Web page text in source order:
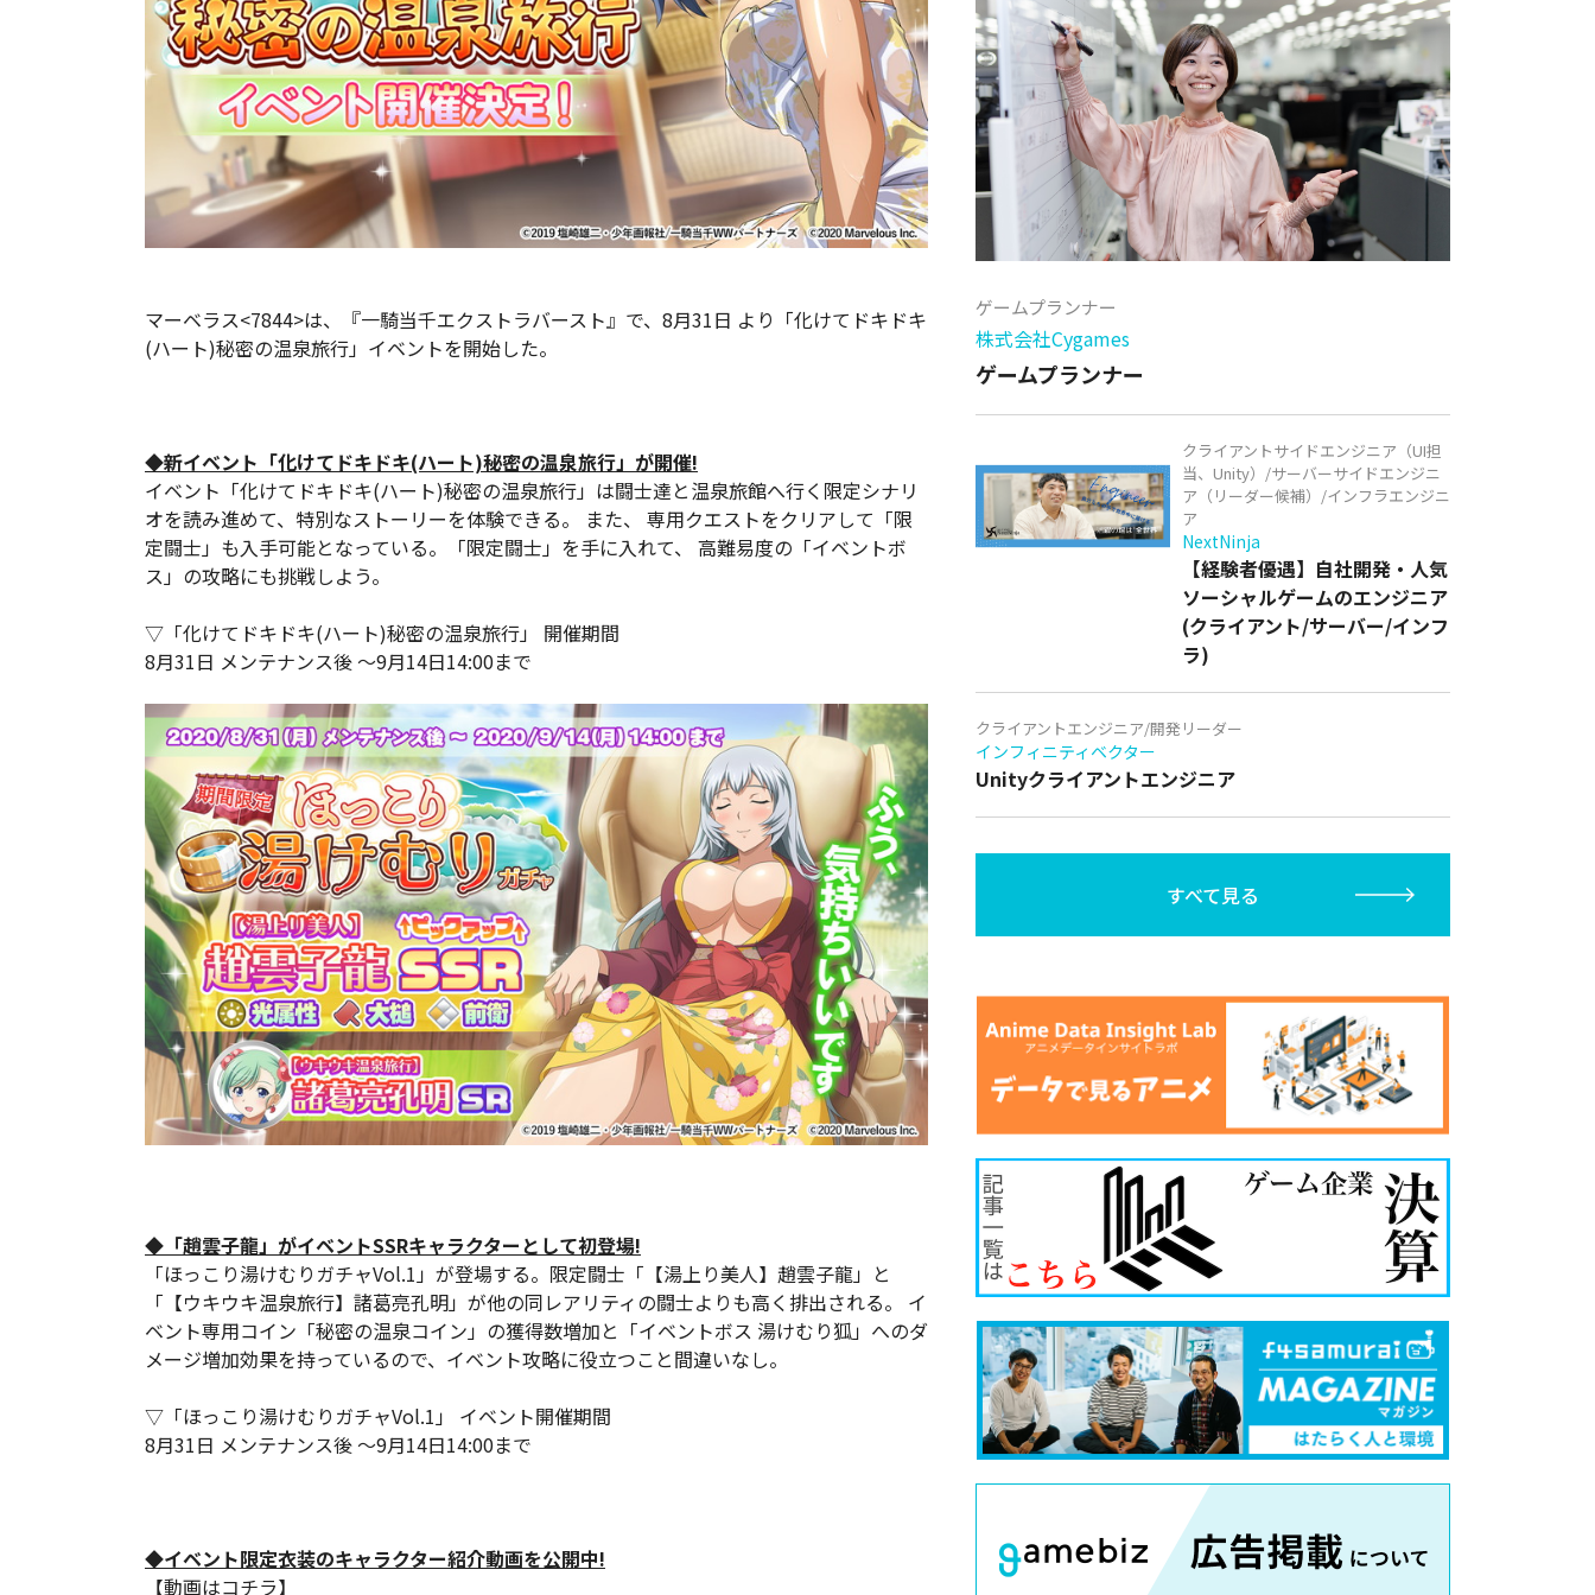
マーベラス<7844>は、『一騎当千エクストラバースト』で、8月31日 より「化けてドキドキ
(ハート)秘密の温泉旅行」イベントを開始した。
◆新イベント「化けてドキドキ(ハート)秘密の温泉旅行」が開催!
イベント「化けてドキドキ(ハート)秘密の温泉旅行」は闘士達と温泉旅館へ行く限定シナリ
オを読み進めて、特別なストーリーを体験できる。 また、 専用クエストをクリアして「限
定闘士」も入手可能となっている。「限定闘士」を手に入れて、 高難易度の「イベントボ
ス」の攻略にも挑戦しよう。
▽「化けてドキドキ(ハート)秘密の温泉旅行」 開催期間
8月31日 メンテナンス後 ～9月14日14:00まで
◆「趙雲子龍」がイベントSSRキャラクターとして初登場!
「ほっこり湯けむりガチャVol.1」が登場する。限定闘士「【湯上り美人】趙雲子龍」と
「【ウキウキ温泉旅行】諸葛亮孔明」が他の同レアリティの闘士よりも高く排出される。 イ
ベント専用コイン「秘密の温泉コイン」の獲得数増加と「イベントボス 湯けむり狐」へのダ
メージ増加効果を持っているので、イベント攻略に役立つこと間違いなし。
▽「ほっこり湯けむりガチャVol.1」 イベント開催期間
8月31日 メンテナンス後 ～9月14日14:00まで
◆イベント限定衣装のキャラクター紹介動画を公開中!
【動画はコチラ】
ゲームプランナー
株式会社Cygames
ゲームプランナー
クライアントサイドエンジニア（UI担
当、Unity）/サーバーサイドエンジニ
ア（リーダー候補）/インフラエンジニ
ア
NextNinja
【経験者優遇】自社開発・人気
ソーシャルゲームのエンジニア
(クライアント/サーバー/インフ
ラ)
クライアントエンジニア/開発リーダー
インフィニティベクター
Unityクライアントエンジニア
すべて見る